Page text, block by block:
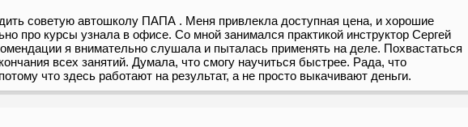
советую автошколу ПАПА . Меня привлекла доступная цена, и хорошие
про курсы узнала в офисе. Со мной занимался практикой инструктор Сергей
я внимательно слушала и пыталась применять на деле. Похвастаться
всех занятий. Думала, что смогу научиться быстрее. Рада, что
что здесь работают на результат, а не просто выкачивают деньги.